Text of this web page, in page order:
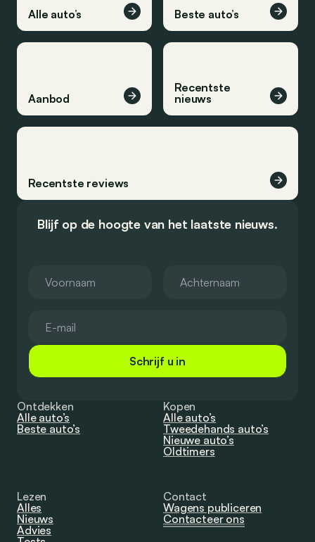
Alle auto’s Beste auto’s
Aanbod
Recentste
nieuws
Recentste reviews
Blijf op de hoogte van het laatste nieuws.
Schrijf u in
Ontdekken
Alle auto’s
Beste auto’s
Kopen
Alle auto’s
Tweedehands auto’s
Nieuwe auto’s
Oldtimers
Lezen
Alles
Nieuws
Advies
Contact
Wagens publiceren
Contacteer ons